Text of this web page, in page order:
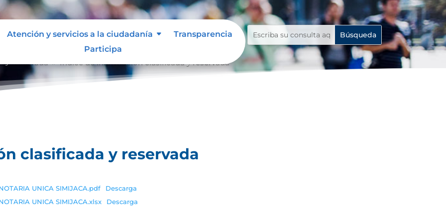
Atención y servicios a la ciudadanía
Transparencia
Participa
reservada Índice de información clasificada y reservada
clasificada y reservada
UNICA SIMIJACA.pdf
Descarga
UNICA SIMIJACA.xlsx
Descarga